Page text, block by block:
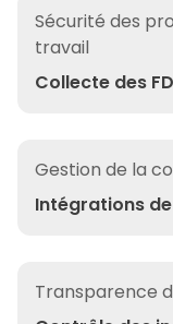
Sécurité des
travail
Collecte des
Gestion de la
Intégrations
Transparence